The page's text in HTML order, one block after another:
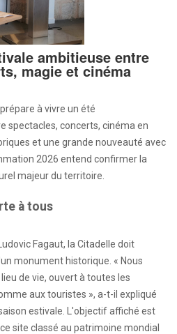
ambitieuse entre
magie et cinéma
à vivre un été
spectacles, concerts, cinéma en
et une grande nouveauté avec
2026 entend confirmer la
majeur du territoire.
à tous
Fagaut, la Citadelle doit
monument historique. « Nous
de vie, ouvert à toutes les
aux touristes », a-t-il expliqué
estivale. L'objectif affiché est
site classé au patrimoine mondial